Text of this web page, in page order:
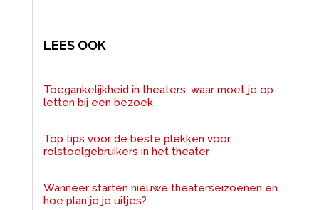
LEES OOK
Toegankelijkheid in theaters: waar moet je op
letten bij een bezoek
Top tips voor de beste plekken voor
rolstoelgebruikers in het theater
Wanneer starten nieuwe theaterseizoenen en
hoe plan je je uitjes?